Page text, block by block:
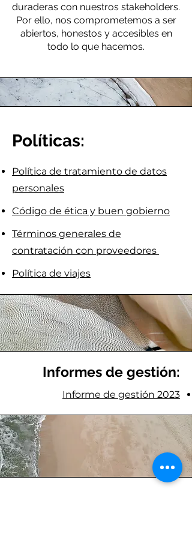
duraderas con nuestros stakeholders.
Por ello, nos comprometemos a ser
abiertos, honestos y accesibles en
todo lo que hacemos.
Políticas:
Política de tratamiento de datos
personales
Código de ética y buen gobierno
Términos generales de
contratación con proveedores
Política de viajes
Informes de gestión:
Informe de gestión 2023